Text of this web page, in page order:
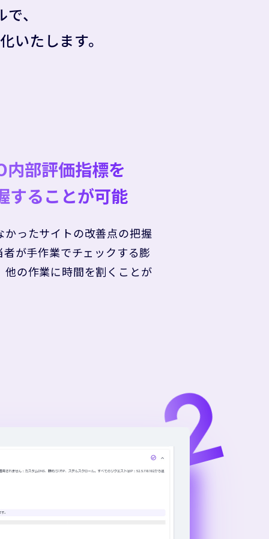
、
いたします。
部評価指標を
することが可能
ったサイトの改善点の把握
が手作業でチェックする膨
の作業に時間を割くことが